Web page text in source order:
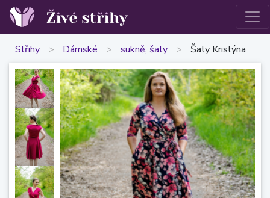
Střihy > Dámské > sukně, šaty > Šaty Kristýna